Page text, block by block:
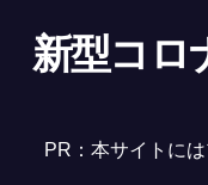
新型コロ
PR：本サイトに